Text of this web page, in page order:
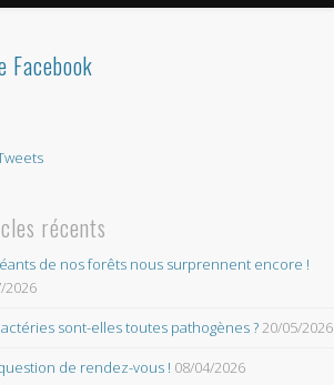
Facebook
récents
de nos forêts nous surprennent encore !
2026
sont-elles toutes pathogènes ?20/05/2026
de rendez-vous ! 08/04/2026